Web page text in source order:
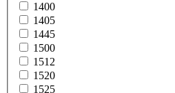
1400
1405
1445
1500
1512
1520
1525